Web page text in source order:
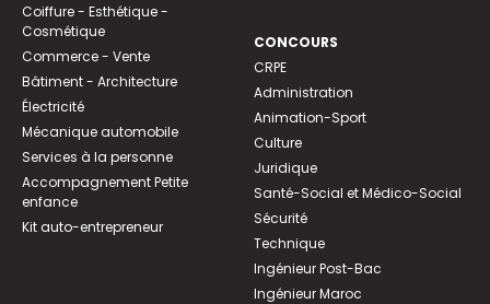
Coiffure - Esthétique -
Cosmétique
Commerce - Vente
Bâtiment - Architecture
Électricité
Mécanique automobile
Services à la personne
Accompagnement Petite
enfance
Kit auto-entrepreneur
CONCOURS
CRPE
Administration
Animation-Sport
Culture
Juridique
Santé-Social et Médico-Social
Sécurité
Technique
Ingénieur Post-Bac
Ingénieur Maroc